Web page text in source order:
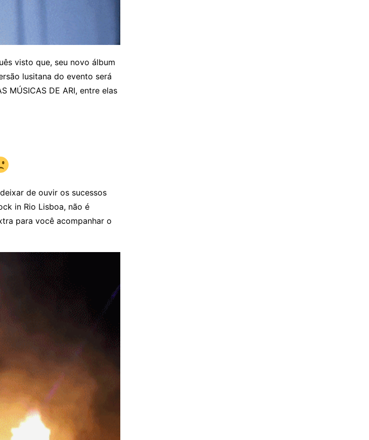
visto que, seu novo álbum
lusitana do evento será
MÚSICAS DE ARI, entre elas
de ouvir os sucessos
in Rio Lisboa, não é
para você acompanhar o